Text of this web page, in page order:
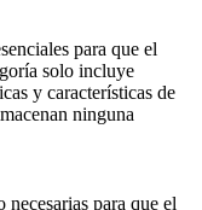
para que el
solo incluye
y características de
ninguna
necesarias para que el